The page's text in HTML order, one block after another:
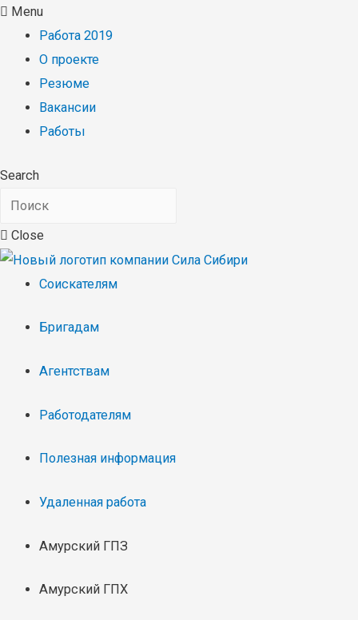
Menu
Работа 2019
О проекте
Резюме
Вакансии
Работы
Search
Close
Соискателям
Бригадам
Агентствам
Работодателям
Полезная информация
Удаленная работа
Амурский ГПЗ
Амурский ГПХ